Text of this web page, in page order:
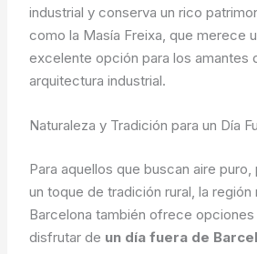
industrial y conserva un rico
como la Masía Freixa, que merece
excelente opción para los amantes
arquitectura industrial.
Naturaleza y Tradición para un Día
Para aquellos que buscan aire
un toque de tradición rural, la
Barcelona también ofrece
disfrutar de un día fuera de